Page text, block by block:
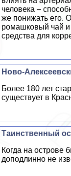
человека –
же понижать его.
ромашковый чай и
средства для
Ново-
Более 180 лет
существует в
Таинственный
Когда на острове
доподлинно не